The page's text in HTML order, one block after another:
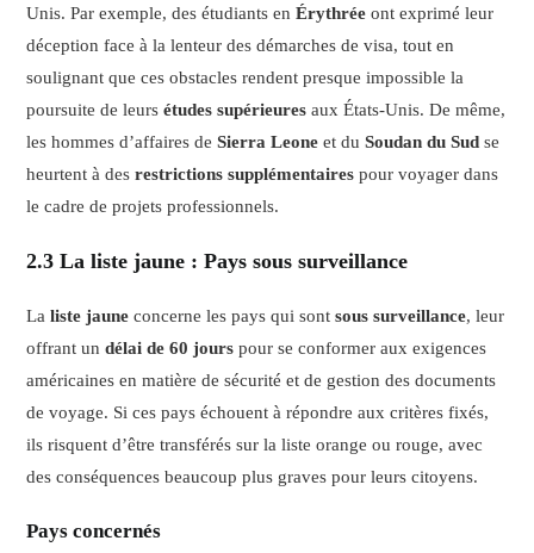
Unis. Par exemple, des étudiants enÉrythrée ont exprimé leur
déception face à la lenteur des démarches de visa, tout en
soulignant que ces obstacles rendent presque impossible la
poursuite de leursétudes supérieures aux États-Unis. De même,
les hommes d’affaires deSierra Leone et duSoudan du Sud se
heurtent à desrestrictions supplémentaires pour voyager dans
le cadre de projets professionnels.
2.3 La liste jaune : Pays sous surveillance
Laliste jaune concerne les pays qui sontsous surveillance, leur
offrant undélai de 60 jours pour se conformer aux exigences
américaines en matière de sécurité et de gestion des documents
de voyage. Si ces pays échouent à répondre aux critères fixés,
ils risquent d’être transférés sur la liste orange ou rouge, avec
des conséquences beaucoup plus graves pour leurs citoyens.
Pays concernés